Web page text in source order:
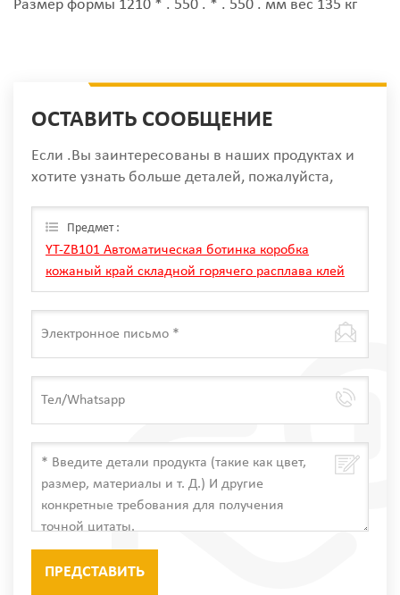
Размер формы 1210 * . 550 . * . 550 . мм вес 135 кг
ОСТАВИТЬ СООБЩЕНИЕ
Если .Вы заинтересованы в наших продуктах и
хотите узнать больше деталей, пожалуйста,
только мы Can.
Предмет :
YT-ZB101 Автоматическая ботинка коробка
кожаный край складной горячего расплава клей